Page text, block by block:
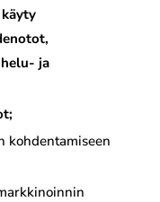
ja
kohdentamiseen